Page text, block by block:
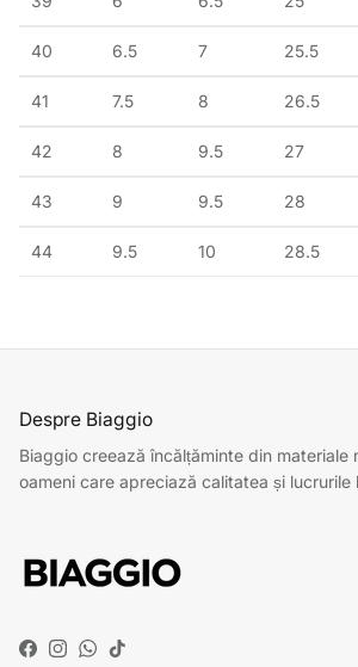
40 6.5 7 25.5
41 7.5 8 26.5
42 8 9.5 27
43 9 9.5 28
44 9.5 10 28.5
Despre Biaggio
Biaggio creează încălțăminte din materiale
oameni care apreciază calitatea și lucrurile
Facebook
Instagram
WhatsApp
TikTok